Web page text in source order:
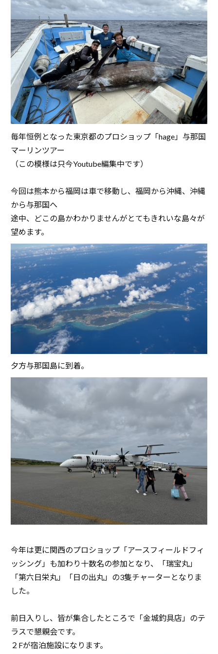
毎年恒例となった東京都のプロショップ「hage」与那国
マーリンツアー
（この模様は只今Youtube編集中です）
今回は熊本から福岡は車で移動し、福岡から沖縄、沖縄
から与那国へ
途中、どこの島かわかりませんがとてもきれいな島々が
望めます。
夕方与那国島に到着。
今年は更に関西のプロショップ「アースフィールドフィ
ッシング」も加わり十数名の参加となり、「瑞宝丸」
「第六日栄丸」「日の出丸」の3隻チャーターとなりま
した。
前日入りし、皆が集合したところで「金城釣具店」のテ
ラスで懇親会です。
２Fが宿泊施設になります。